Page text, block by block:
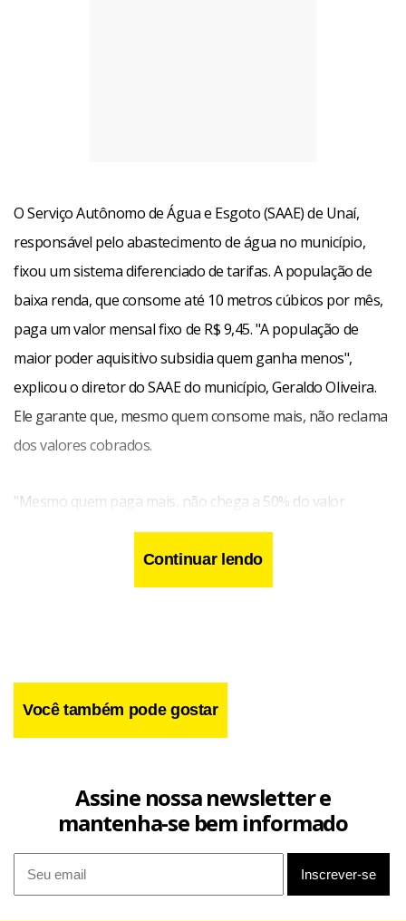
O Serviço Autônomo de Água e Esgoto (SAAE) de Unaí,
responsável pelo abastecimento de água no município,
fixou um sistema diferenciado de tarifas. A população de
baixa renda, que consome até 10 metros cúbicos por mês,
paga um valor mensal fixo de R$ 9,45. "A população de
maior poder aquisitivo subsidia quem ganha menos",
explicou o diretor do SAAE do município, Geraldo Oliveira.
Ele garante que, mesmo quem consome mais, não reclama
dos valores cobrados.
"Mesmo quem paga mais, não chega a 50% do valor
cobrado pela Companhia estadual de abastecimento, a
Copasa", comparou Oliveira. O diretor explica que parte do
valor cobrado das tarifas é reservada para investimentos
Continuar lendo
Você também pode gostar
Assine nossa newsletter e
mantenha-se bem informado